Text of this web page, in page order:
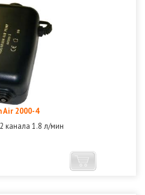
Air 2000-4
канала 1.8 л/мин